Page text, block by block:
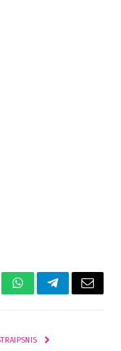
WhatsAppTelegram
El.